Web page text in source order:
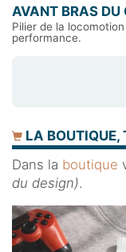
AVANT BRAS DU
Pilier de la
performance.
LA BOUTIQUE,
Dans la boutique
du design).